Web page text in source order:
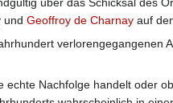
und Geoffroy de Charnay auf
verlorengegangenen
Nachfolge handelt oder